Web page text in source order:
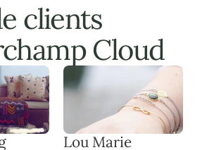
clients
Cloud
Lou Marie